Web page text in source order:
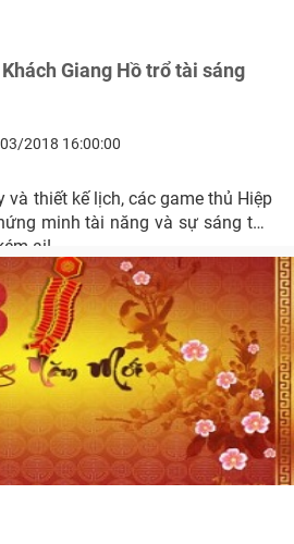
Giang Hồ trổ tài sáng
2018 16:00:00
và thiết kế lịch, các game thủ Hiệp
minh tài năng và sự sáng tạo
ai!